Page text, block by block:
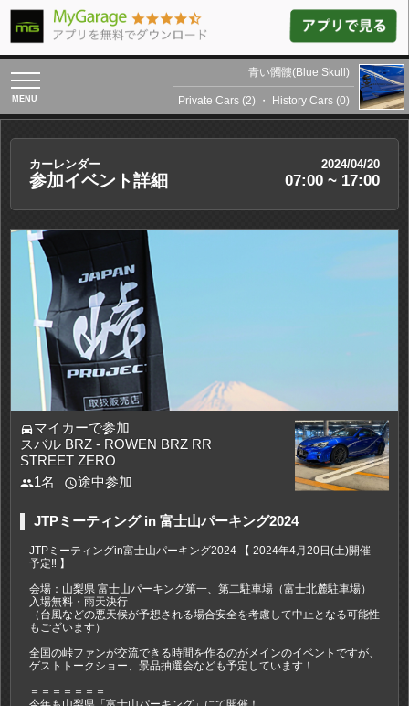
toggle
navigation
青い髑髏(Blue Skull)
Private Cars (2) ・ History Cars (0)
カーレンダー 2024/04/20
参加イベント詳細 07:00 ~ 17:00
directions_carマイカーで参加
スバル BRZ - ROWEN BRZ RR
STREET ZERO
people1名 access_time途中参加
JTPミーティング in 富士山パーキング2024
JTPミーティングin富士山パーキング2024 【 2024年4月20日(土)開催
予定‼️ 】
会場：山梨県 富士山パーキング第一、第二駐車場（富士北麓駐車場）
入場無料・雨天決行
（台風などの悪天候が予想される場合安全を考慮して中止となる可能性
もございます）
全国の峠ファンが交流できる時間を作るのがメインのイベントですが、
ゲストトークショー、景品抽選会なども予定しています！
＝＝＝＝＝＝＝